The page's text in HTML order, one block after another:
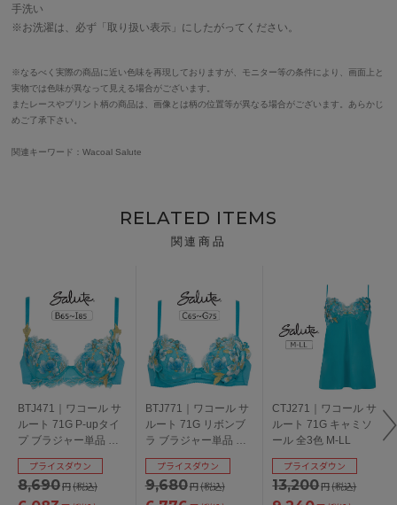
手洗い
※お洗濯は、必ず「取り扱い表示」にしたがってください。
※なるべく実際の商品に近い色味を再現しておりますが、モニター等の条件により、画面上と
実物では色味が異なって見える場合がございます。
またレースやプリント柄の商品は、画像とは柄の位置等が異なる場合がございます。あらかじ
めご了承下さい。
関連キーワード：Wacoal Salute
RELATED ITEMS
関連商品
BTJ471｜ワコール サ
ルート 71G P-upタイ
プ ブラジャー単品 全3
色 B-I/65-85
8,690円(税込)
プライスダウン
BTJ771｜ワコール サ
ルート 71G リボンブ
ラ ブラジャー単品 全3
色 C-G/65-80
9,680円(税込)
プライスダウン
CTJ271｜ワコール サ
ルート 71G キャミソ
ール 全3色 M-LL
13,200円(税込)
プライスダウン